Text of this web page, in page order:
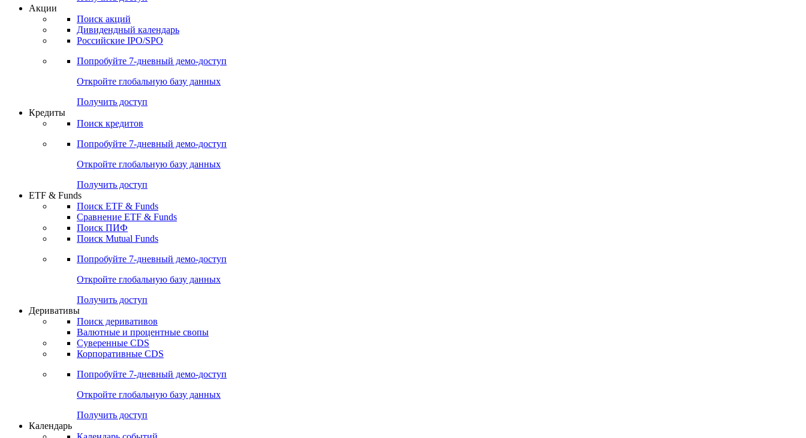
Откройте глобальную базу данных
Получить доступ
Акции
Поиск акций
Дивидендный календарь
Российские IPO/SPO
Попробуйте7-дневный
Откройте глобальную базу данных
Получить доступ
Кредиты
Поиск кредитов
Попробуйте7-дневный
Откройте глобальную базу данных
Получить доступ
ETF & Funds
Поиск ETF & Funds
Сравнение ETF & Funds
Поиск ПИФ
Поиск Mutual Funds
Попробуйте7-дневный
Откройте глобальную базу данных
Получить доступ
Деривативы
Поиск деривативов
Валютные и процентные свопы
Суверенные CDS
Корпоративные CDS
Попробуйте7-дневный
Откройте глобальную базу данных